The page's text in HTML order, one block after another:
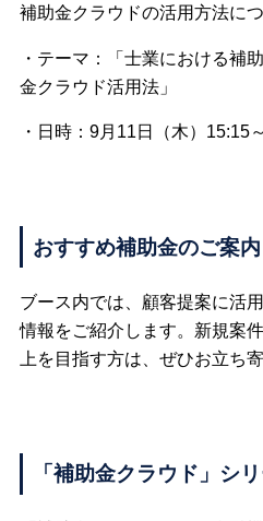
補助金クラウドの活用方法に
・テーマ：「士業における補
金クラウド活用法」
・日時：9月11日（木）15:15
おすすめ補助金のご案内
ブース内では、顧客提案に活
情報をご紹介します。新規案
上を目指す方は、ぜひお立ち
「補助金クラウド」シ